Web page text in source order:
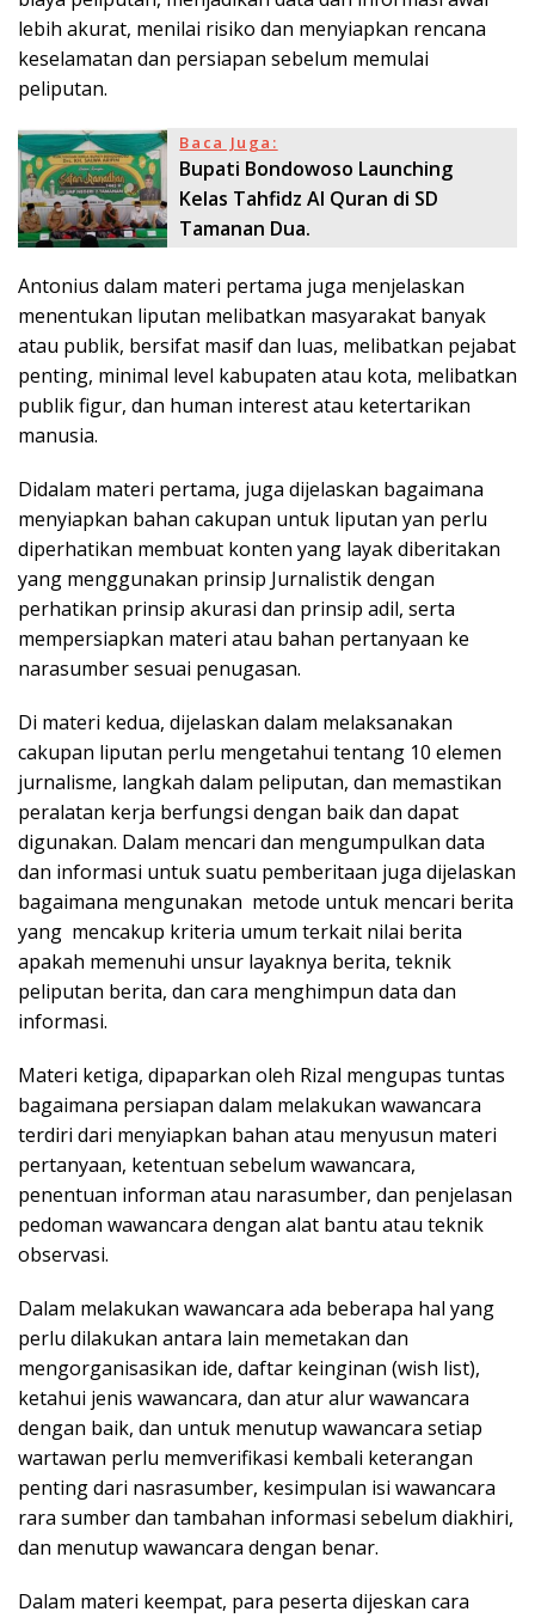
lebih akurat, menilai risiko dan menyiapkan rencana
keselamatan dan persiapan sebelum memulai
peliputan.
Baca Juga:
Bupati Bondowoso Launching
Kelas Tahfidz Al Quran di SD
Tamanan Dua.
Antonius dalam materi pertama juga menjelaskan
menentukan liputan melibatkan masyarakat banyak
atau publik, bersifat masif dan luas, melibatkan pejabat
penting, minimal level kabupaten atau kota, melibatkan
publik figur, dan human interest atau ketertarikan
manusia.
Didalam materi pertama, juga dijelaskan bagaimana
menyiapkan bahan cakupan untuk liputan yan perlu
diperhatikan membuat konten yang layak diberitakan
yang menggunakan prinsip Jurnalistik dengan
perhatikan prinsip akurasi dan prinsip adil, serta
mempersiapkan materi atau bahan pertanyaan ke
narasumber sesuai penugasan.
Di materi kedua, dijelaskan dalam melaksanakan
cakupan liputan perlu mengetahui tentang 10 elemen
jurnalisme, langkah dalam peliputan, dan memastikan
peralatan kerja berfungsi dengan baik dan dapat
digunakan. Dalam mencari dan mengumpulkan data
dan informasi untuk suatu pemberitaan juga dijelaskan
bagaimana mengunakan metode untuk mencari berita
yang mencakup kriteria umum terkait nilai berita
apakah memenuhi unsur layaknya berita, teknik
peliputan berita, dan cara menghimpun data dan
informasi.
Materi ketiga, dipaparkan oleh Rizal mengupas tuntas
bagaimana persiapan dalam melakukan wawancara
terdiri dari menyiapkan bahan atau menyusun materi
pertanyaan, ketentuan sebelum wawancara,
penentuan informan atau narasumber, dan penjelasan
pedoman wawancara dengan alat bantu atau teknik
observasi.
Dalam melakukan wawancara ada beberapa hal yang
perlu dilakukan antara lain memetakan dan
mengorganisasikan ide, daftar keinginan (wish list),
ketahui jenis wawancara, dan atur alur wawancara
dengan baik, dan untuk menutup wawancara setiap
wartawan perlu memverifikasi kembali keterangan
penting dari nasrasumber, kesimpulan isi wawancara
rara sumber dan tambahan informasi sebelum diakhiri,
dan menutup wawancara dengan benar.
Dalam materi keempat, para peserta dijeskan cara